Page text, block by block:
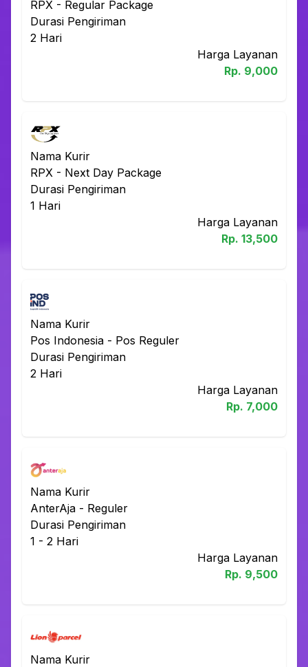
RPX - Regular Package
Durasi Pengiriman
2 Hari
Harga Layanan
Rp. 9,000
Nama Kurir
RPX - Next Day Package
Durasi Pengiriman
1 Hari
Harga Layanan
Rp. 13,500
Nama Kurir
Pos Indonesia - Pos Reguler
Durasi Pengiriman
2 Hari
Harga Layanan
Rp. 7,000
Nama Kurir
AnterAja - Reguler
Durasi Pengiriman
1 - 2 Hari
Harga Layanan
Rp. 9,500
Nama Kurir